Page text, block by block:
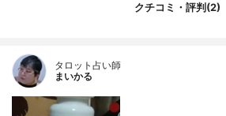
クチコミ・評判(2)
タロット占い師
まいかる